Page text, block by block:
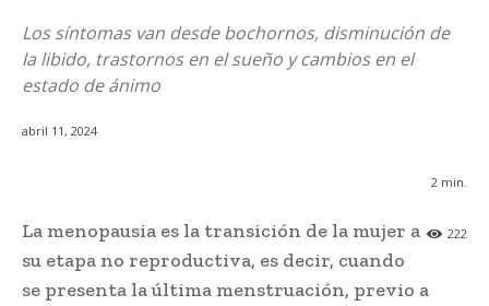
Los síntomas van desde bochornos, disminución de
la libido, trastornos en el sueño y cambios en el
estado de ánimo
abril 11, 2024
2 min.
222
La menopausia es la transición de la mujer a
su etapa no reproductiva, es decir, cuando
se presenta la última menstruación, previo a